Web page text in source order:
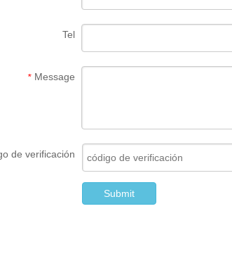
Tel
* Message
de verificación
Submit